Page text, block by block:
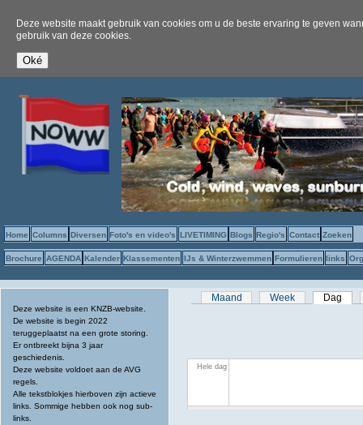
Deze website maakt gebruik van cookies om u de beste ervaring te geven
gebruik van deze cookies.
Home Columns Diversen Foto's en video's LIVETIMING Blogs Regio's Contact Zoeken
Brochure AGENDA Kalender Klassementen IJs & Winterzwemmen Formulieren links
Deze website is een KNZB-website.
De website is begin 2022
teruggeplaatst na een grote storing.
Er ontbreekt bijna 3 jaar
geschiedenis.
Deze website voldoet aan de AVG
regels.
Alle tekstblokjes hierboven zijn actieve
links. Sommige hebben ook nog sub-
links.
Primaire tabs
Maand Week Dag
Hele dag